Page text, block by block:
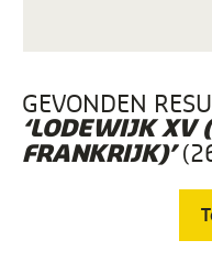
GEVONDEN
‘LODEWIJK XV
FRANKRIJK)’